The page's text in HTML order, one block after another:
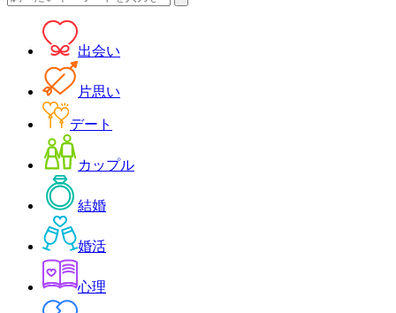
出会い
片思い
デート
カップル
結婚
婚活
心理